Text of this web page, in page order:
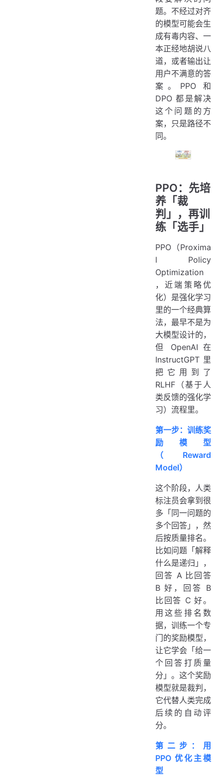
题。不经过对齐
的模型可能会生
成有毒内容、一
本正经地胡说八
道，或者输出让
用户不满意的答
案。PPO 和
DPO 都是解决
这个问题的方
案，只是路径不
同。
PPO：先培
养「裁
判」，再训
练「选手」
PPO（Proxima
l Policy
Optimization
，近端策略优
化）是强化学习
里的一个经典算
法，最早不是为
大模型设计的，
但 OpenAI 在
InstructGPT 里
把它用到了
RLHF（基于人
类反馈的强化学
习）流程里。
第一步：训练奖
励模型
（Reward
Model）
这个阶段，人类
标注员会拿到很
多「同一问题的
多个回答」，然
后按质量排名。
比如问题「解释
什么是递归」，
回答 A 比回答
B 好，回答 B
比回答 C 好。
用这些排名数
据，训练一个专
门的奖励模型，
让它学会「给一
个回答打质量
分」。这个奖励
模型就是裁判，
它代替人类完成
后续的自动评
分。
第二步：用
PPO 优化主模
型